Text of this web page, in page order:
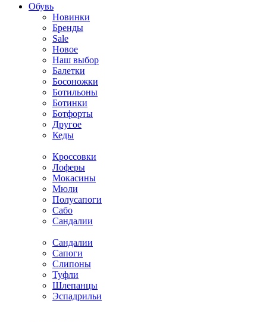
Обувь
Новинки
Бренды
Sale
Новое
Наш выбор
Балетки
Босоножки
Ботильоны
Ботинки
Ботфорты
Другое
Кеды
Кроссовки
Лоферы
Мокасины
Мюли
Полусапоги
Сабо
Сандалии
Сандалии
Сапоги
Слипоны
Туфли
Шлепанцы
Эспадрильи